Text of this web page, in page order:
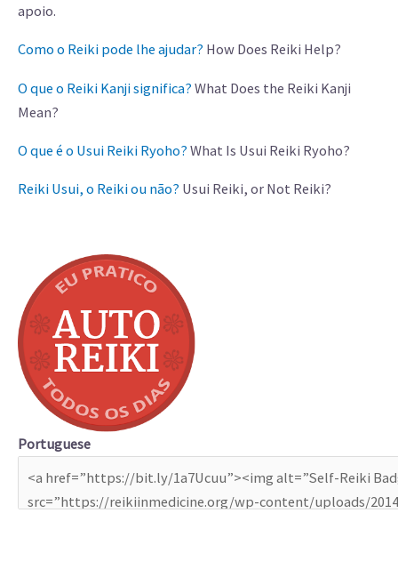
apoio.
Como o Reiki pode lhe ajudar? How Does Reiki Help?
O que o Reiki Kanji significa? What Does the Reiki Kanji
Mean?
O que é o Usui Reiki Ryoho? What Is Usui Reiki Ryoho?
Reiki Usui, o Reiki ou não? Usui Reiki, or Not Reiki?
Portuguese